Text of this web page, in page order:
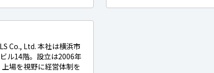
Co., Ltd. 本社は横浜市
ル14階。設立は2006年
場を視野に経営体制を